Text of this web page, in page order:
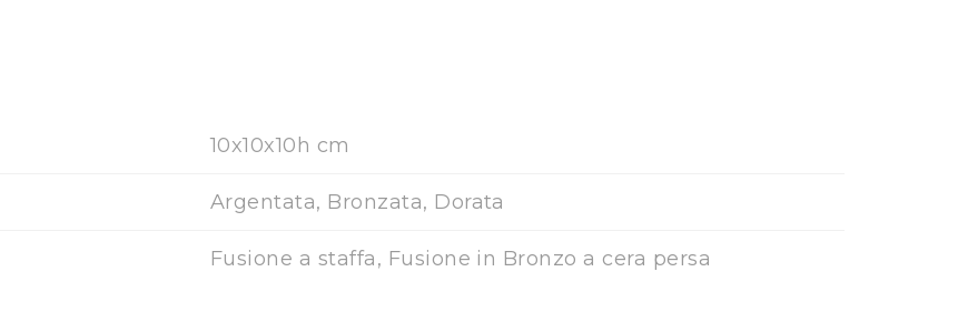
10x10x10h cm
Argentata, Bronzata, Dorata
Fusione a staffa, Fusione in Bronzo a cera persa